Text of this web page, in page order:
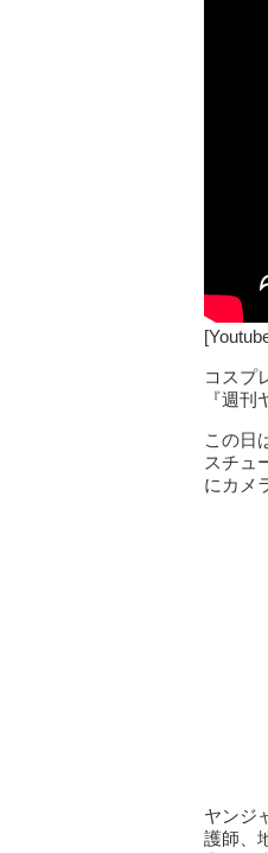
コスプ
『週
この日
スチュ
にカメ
ヤンジ
護師、